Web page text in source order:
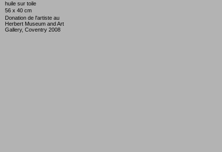
huile sur toile
56 x 40 cm
Donation de l'artiste au
Herbert Museum and Art
Gallery, Coventry 2008